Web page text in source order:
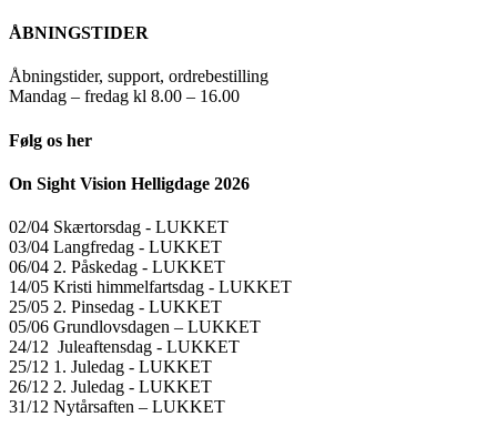
ÅBNINGSTIDER
Åbningstider, support, ordrebestilling
Mandag – fredag kl 8.00 – 16.00
Følg os her
On Sight Vision Helligdage 2026
02/04 Skærtorsdag ​​- LUKKET
03/04 Langfredag ​​- LUKKET
06/04 2. Påskedag ​​- LUKKET
14/05 Kristi himmelfartsdag ​​- LUKKET
25/05 2. Pinsedag ​​- LUKKET
05/06 Grundlovsdagen – LUKKET
24/12 Juleaftensdag ​​- LUKKET
25/12 1. Juledag ​​- LUKKET
26/12 2. Juledag ​​- LUKKET
31/12 Nytårsaften – LUKKET